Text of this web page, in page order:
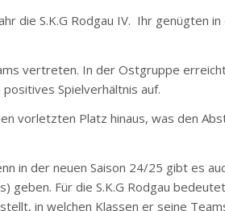
die S.K.G Rodgau IV. Ihr
vertreten. In der Ostgruppe
Spielverhältnis auf.
vorletzten Platz hinaus, was den
in der neuen Saison 24/25 gibt es
geben. Für die S.K.G Rodgau
in welchen Klassen er seine